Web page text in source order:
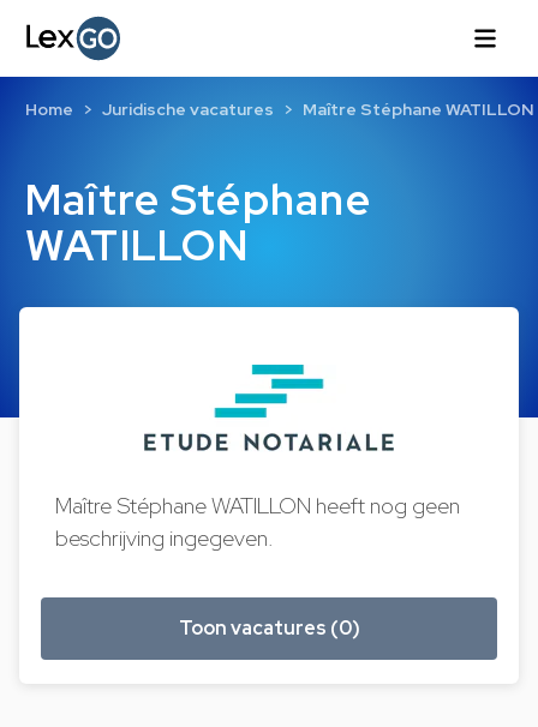
Maître Stéphane
WATILLON
Home Juridische vacatures Maître Stéphane WATILLON
Maître Stéphane WATILLON heeft nog geen
beschrijving ingegeven.
Toon vacatures (0)